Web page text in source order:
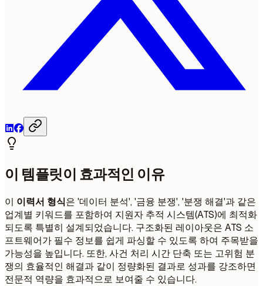
이 템플릿이 효과적인 이유
이 이력서 형식은 '데이터 분석', '금융 분쟁', '분쟁 해결'과 같은
업계별 키워드를 포함하여 지원자 추적 시스템(ATS)에 최적화
되도록 특별히 설계되었습니다. 구조화된 레이아웃은 ATS 소
프트웨어가 필수 정보를 쉽게 파싱할 수 있도록 하여 주목받을
가능성을 높입니다. 또한, 사건 처리 시간 단축 또는 고위험 분
쟁의 효율적인 해결과 같이 정량화된 결과로 성과를 강조하면
전문적 역량을 효과적으로 보여줄 수 있습니다.